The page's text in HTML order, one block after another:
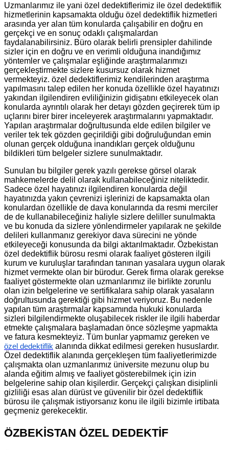
Uzmanlarımız ile yani özel dedektiflerimiz ile özel dedektiflik
hizmetlerinin kapsamakta olduğu özel dedektiflik hizmetleri
arasında yer alan tüm konularda çalışabilir en doğru en
gerçekçi ve en sonuç odaklı çalışmalardan
faydalanabilirsiniz. Büro olarak belirli prensipler dahilinde
sizler için en doğru ve en verimli olduğuna inandığımız
yöntemler ve çalışmalar eşliğinde araştırmalarımızı
gerçekleştirmekte sizlere kusursuz olarak hizmet
vermekteyiz. özel dedektiflerimiz kendilerinden araştırma
yapılmasını talep edilen her konuda özellikle özel hayatınızı
yakından ilgilendiren evliliğinizin gidişatını etkileyecek olan
konularda ayrıntılı olarak her detayı gözden geçirerek tüm ip
uçlarını birer birer inceleyerek araştırmalarını yapmaktadır.
Yapılan araştırmalar doğrultusunda elde edilen bilgiler ve
veriler tek tek gözden geçirildiği gibi doğruluğundan emin
olunan gerçek olduğuna inandıkları gerçek olduğunu
bildikleri tüm belgeler sizlere sunulmaktadır.
Sunulan bu bilgiler gerek yazılı gerekse görsel olarak
mahkemelerde delil olarak kullanabileceğiniz niteliktedir.
Sadece özel hayatınızı ilgilendiren konularda değil
hayatınızda yakın çevrenizi işlerinizi de kapsamakta olan
konulardan özellikle de dava konularında da resmi merciler
de de kullanabileceğiniz haliyle sizlere deliller sunulmakta
ve bu konuda da sizlere yönlendirmeler yapılarak ne şekilde
delileri kullanmanız gerekiyor dava sürecini ne yönde
etkileyeceği konusunda da bilgi aktarılmaktadır. Özbekistan
özel dedektiflik bürosu resmi olarak faaliyet gösteren ilgili
kurum ve kuruluşlar tarafından tanınan yasalara uygun olarak
hizmet vermekte olan bir bürodur. Gerek firma olarak gerekse
faaliyet göstermekte olan uzmanlarımız ile birlikte zorunlu
olan izin belgelerine ve sertifikalara sahip olarak yasaların
doğrultusunda gerektiği gibi hizmet veriyoruz. Bu nedenle
yapılan tüm araştırmalar kapsamında hukuki konularda
sizleri bilgilendirmekte oluşabilecek riskler ile ilgili haberdar
etmekte çalışmalara başlamadan önce sözleşme yapmakta
ve fatura kesmekteyiz. Tüm bunlar yapmamız gereken ve
özel dedektiflik alanında dikkat edilmesi gereken hususlardır.
Özel dedektiflik alanında gerçekleşen tüm faaliyetlerimizde
çalışmakta olan uzmanlarımız üniversite mezunu olup bu
alanda eğitim almış ve faaliyet gösterebilmek için izin
belgelerine sahip olan kişilerdir. Gerçekçi çalışkan disiplinli
gizliliği esas alan dürüst ve güvenilir bir özel dedektiflik
bürosu ile çalışmak istiyorsanız konu ile ilgili bizimle irtibata
geçmeniz gerekecektir.
ÖZBEKİSTAN ÖZEL DEDEKTİF